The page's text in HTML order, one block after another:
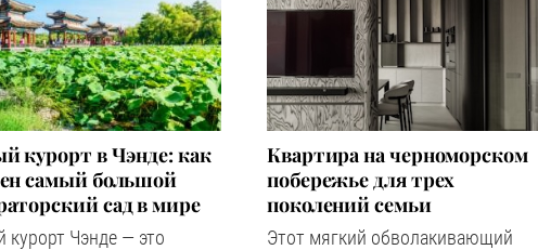
курорт в Чэнде: как
самый большой
сад в мире
курорт Чэнде — это
Квартира на черноморском
побережье для трех
поколений семьи
Этот мягкий обволакивающий